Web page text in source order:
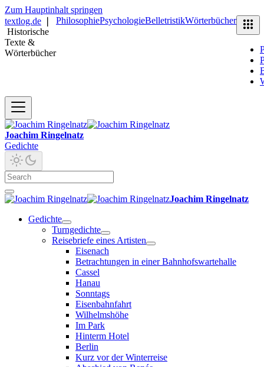
Zum Hauptinhalt springen
textlog.de
Historische
Texte &
Wörterbücher
PhilosophiePsychologieBelletristikWörterbücher
Joachim Ringelnatz
Gedichte
Joachim Ringelnatz
Gedichte
Turngedichte
Reisebriefe eines Artisten
Eisenach
Betrachtungen in einer Bahnhofswartehalle
Cassel
Hanau
Sonntags
Eisenbahnfahrt
Wilhelmshöhe
Im Park
Hinterm Hotel
Berlin
Kurz vor der Winterreise